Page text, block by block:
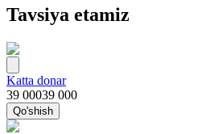
Tavsiya etamiz
Katta donar
39 00039 000
Qo'shish